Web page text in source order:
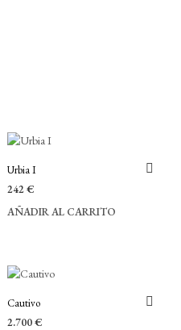
Urbia I
242€
AÑADIR AL CARRITO
Cautivo
2.700€